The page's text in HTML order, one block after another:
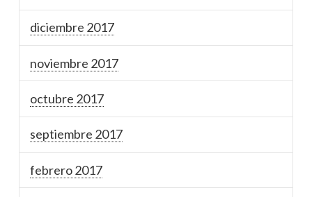
diciembre 2017
noviembre 2017
octubre 2017
septiembre 2017
febrero 2017